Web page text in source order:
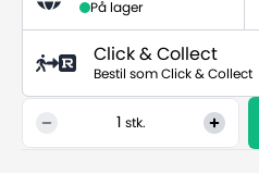
På lager
Click & Collect
Bestil som Click & Collect
stk.